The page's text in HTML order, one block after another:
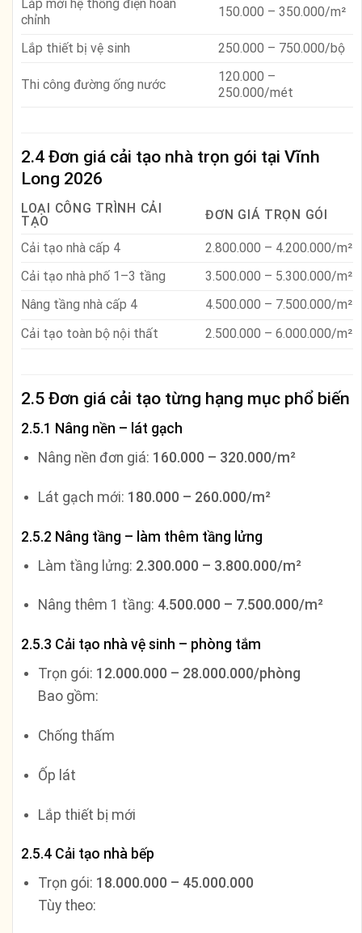
Lắp mới hệ thống điện hoàn
chỉnh
150.000 – 350.000/m²
Lắp thiết bị vệ sinh 250.000 – 750.000/bộ
Thi công đường ống nước
120.000 –
250.000/mét
2.4 Đơn giá cải tạo nhà trọn gói tại Vĩnh
Long 2026
LOẠI CÔNG TRÌNH CẢI
TẠO
ĐƠN GIÁ TRỌN GÓI
Cải tạo nhà cấp 4
2.800.000 – 4.200.000/m²
Cải tạo nhà phố 1–3 tầng
3.500.000 – 5.300.000/m²
Nâng tầng nhà cấp 4
4.500.000 – 7.500.000/m²
Cải tạo toàn bộ nội thất
2.500.000 – 6.000.000/m²
2.5 Đơn giá cải tạo từng hạng mục phổ biến
2.5.1 Nâng nền – lát gạch
Nâng nền đơn giá: 160.000 – 320.000/m²
Lát gạch mới: 180.000 – 260.000/m²
2.5.2 Nâng tầng – làm thêm tầng lửng
Làm tầng lửng: 2.300.000 – 3.800.000/m²
Nâng thêm 1 tầng: 4.500.000 – 7.500.000/m²
2.5.3 Cải tạo nhà vệ sinh – phòng tắm
Trọn gói: 12.000.000 – 28.000.000/phòng
Bao gồm:
Chống thấm
Ốp lát
Lắp thiết bị mới
2.5.4 Cải tạo nhà bếp
Trọn gói: 18.000.000 – 45.000.000
Tùy theo: